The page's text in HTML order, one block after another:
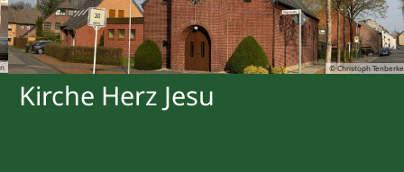
© Christoph Tenberken
Kirche Herz Jesu